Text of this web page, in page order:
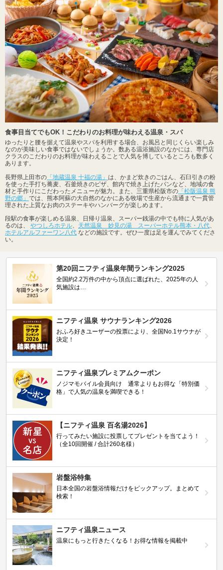
食事目当てでもOK！こだわりのお料理が味わえる温泉・スパ
ゆったりと腰を据えて温泉やスパを利用する場合、お風呂と同じくらい楽しみ
なのが美味しい食事ではないでしょうか。数ある温浴施設のなかには、専門店
クラスのこだわりのお料理が味わえることで人気を博しているところも数多く
あります。
長野県上田市の 「地蔵温泉 十福の湯」 は、かまど炊きのごはん、石臼引きの粉
を使った手打ち蕎麦、石釜焼きのピザ、館内で焼き上げたパンなど、地域の食
材と手作りにこだわったメニューが魅力。また、三重県松阪市の 「松阪温泉 熊
野の郷」 では、熊本阿蘇の大自然のなかにある牧場で生産から流通まで一貫管
理された上質なお肉のステーキやハンバーグが楽しめます。
段駅の食事が楽しめる温泉、日帰り温泉、スーパー銭湯の中でも特に人気があ
るのは、 やつしろホテル 天然温泉 妙見の湯 スーパーホテル熊本・八代
ホテルアルファーワン八代 などの施設です。ぜひ一度は足を運んでみてくださ
い。
第20回ニフティ温泉年間ランキング2025
全国約2.2万件の中から頂点に選ばれた、2025年の人
気施設は…
ニフティ温泉 サウナランキング2026
おふろ好きユーザーの投票により、全国No.1サウナが
決定！
ニフティ温泉プレミアムクーポン
ノジマモバイル会員向け 通常よりもお得な「特別価
格」で人気の温泉を満喫できる！
【ニフティ温泉 百名湯2026】
行ってみたい施設に投票してプレゼントを当てよう！
（全10回開催 / 合計260名様）
岩盤浴特集
日本全国の岩盤浴情報だけをピックアップ。まとめて
検索！
ニフティ温泉ニュース
温泉にもっと行きたくなる！お得な情報を掲載中